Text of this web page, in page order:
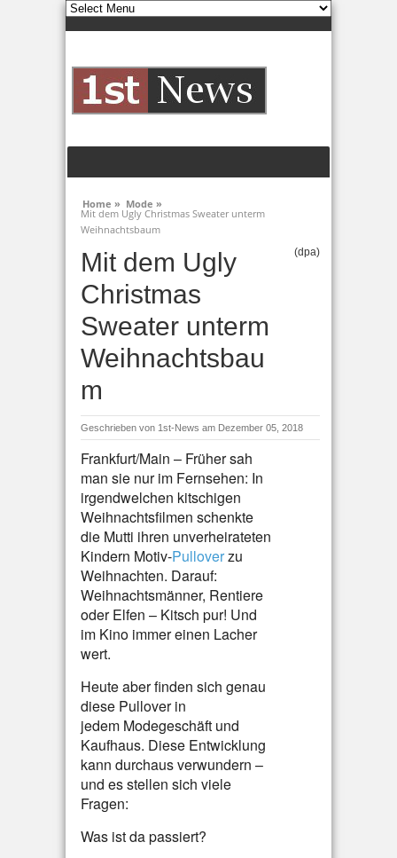
Home » Mode »
Mit dem Ugly Christmas Sweater unterm
Weihnachtsbaum
Mit dem Ugly
Christmas
Sweater unterm
Weihnachtsbau
m
(dpa)
Geschrieben von 1st-News am Dezember 05, 2018
Frankfurt/Main – Früher sah
man sie nur im Fernsehen: In
irgendwelchen kitschigen
Weihnachtsfilmen schenkte
die Mutti ihren unverheirateten
Kindern Motiv-Pulloverzu
Weihnachten. Darauf:
Weihnachtsmänner, Rentiere
oder Elfen – Kitsch pur! Und
im Kino immer einen Lacher
wert.
Heute aber finden sich genau
diese Pullover in
jedem Modegeschäft und
Kaufhaus. Diese Entwicklung
kann durchaus verwundern –
und es stellen sich viele
Fragen:
Was ist da passiert?